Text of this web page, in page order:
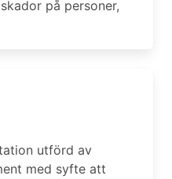
på personer,
utförd av
med syfte att